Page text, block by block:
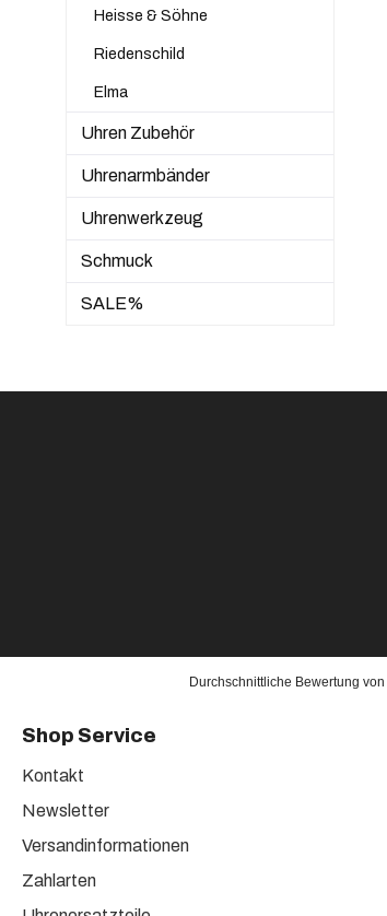
Heisse & Söhne
Riedenschild
Elma
Uhren Zubehör
Uhrenarmbänder
Uhrenwerkzeug
Schmuck
SALE%
Durchschnittliche Bewertung von
Shop Service
Kontakt
Newsletter
Versandinformationen
Zahlarten